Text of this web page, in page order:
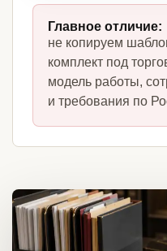
Главное отличие:
не копируем
комплект под
модель работы,
и требования по